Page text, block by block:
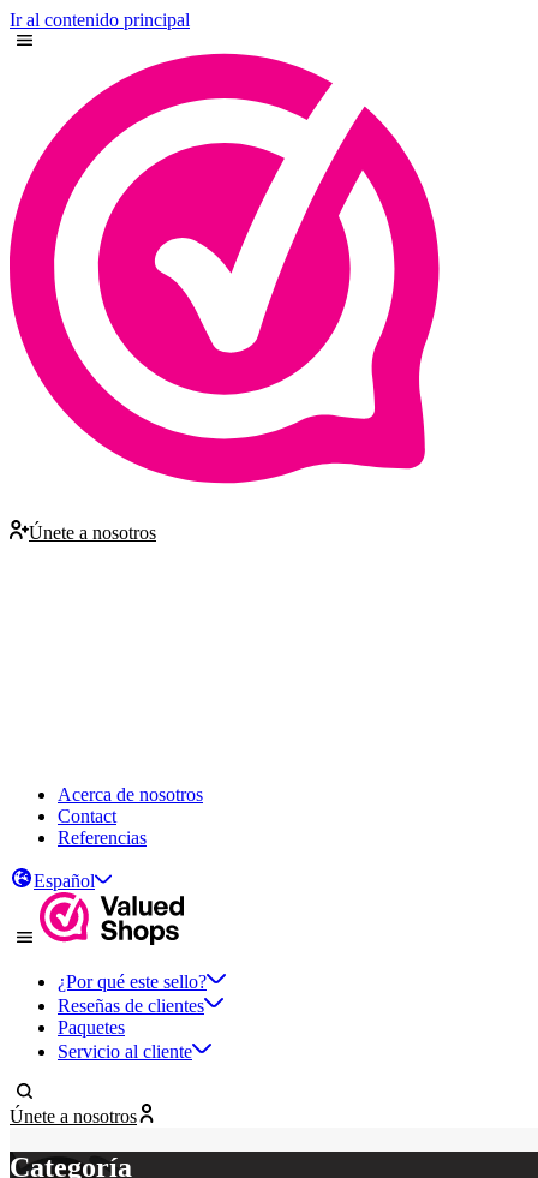
Ir al contenido principal
Únete a nosotros
Acerca de nosotros
Contact
Referencias
Español
¿Por qué este sello?
Reseñas de clientes
Paquetes
Servicio al cliente
Únete a nosotros
Categoría